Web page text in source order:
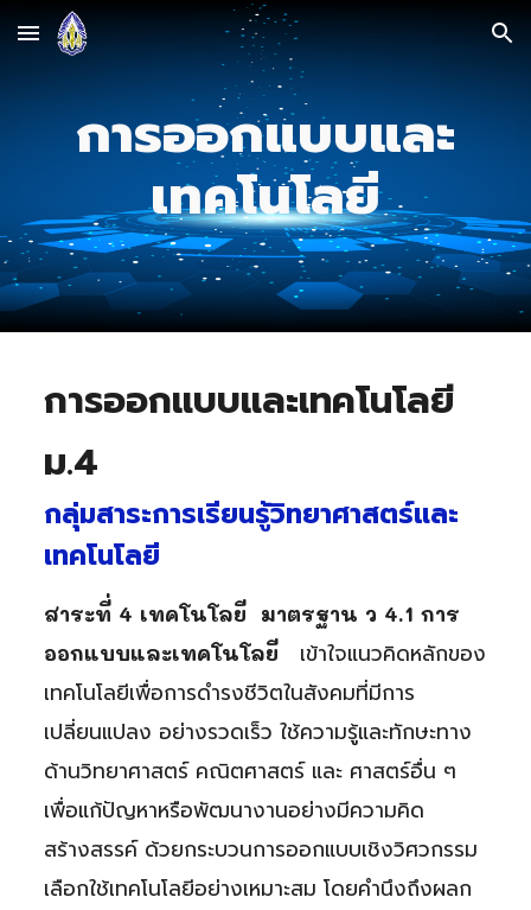
Skip to main content Skip to navigation
การออกแบบและ
เทคโนโลยี
การออกแบบและเทคโนโลยี
ม.4
กลุ่มสาระการเรียนรู้วิทยาศาสตร์และ
เทคโนโลยี
สาระที่ 4 เทคโนโลยี มาตรฐาน ว 4.1 การ
ออกแบบและเทคโนโลยี เข้าใจแนวคิดหลักของ
เทคโนโลยีเพื่อการดำรงชีวิตในสังคมที่มีการ
เปลี่ยนแปลง อย่างรวดเร็ว ใช้ความรู้และทักษะทาง
ด้านวิทยาศาสตร์ คณิตศาสตร์ และ ศาสตร์อื่น ๆ
เพื่อแก้ปัญหาหรือพัฒนางานอย่างมีความคิด
สร้างสรรค์ ด้วยกระบวนการออกแบบเชิงวิศวกรรม
เลือกใช้เทคโนโลยีอย่างเหมาะสม โดยคำนึงถึงผลก